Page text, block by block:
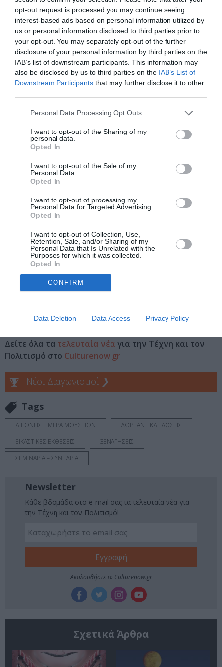
opt-out request is processed you may continue seeing
interest-based ads based on personal information utilized by
us or personal information disclosed to third parties prior to
your opt-out. You may separately opt-out of the further
disclosure of your personal information by third parties on the
IAB’s list of downstream participants. This information may
also be disclosed by us to third parties on the IAB’s List of
Downstream Participants that may further disclose it to other
Personal Data Processing Opt Outs
I want to opt-out of the Sharing of my
personal data.
Opted In
I want to opt-out of the Sale of my
Personal Data.
Opted In
I want to opt-out of processing my
Personal Data for Targeted Advertising.
Opted In
I want to opt-out of Collection, Use,
Retention, Sale, and/or Sharing of my
Personal Data that Is Unrelated with the
Purposes for which it was collected.
Opted In
CONFIRM
Data Deletion Data Access Privacy Policy
εκπαιδευτική διαδικασία.
Δευτέρα 18 Μαΐου 2026 | 18.30-20.30
Αριθμός συμμετεχόντων: Έως 24 άτομα
Ταυτότητα Εκδήλωσης
Ημερομηνία:
18/05/2026
Τοποθεσία:
13, Αθήνα
Eισιτήρια:
Δωρεάν - η ηλεκτρονική προκράτηση είναι απαραίτητη
για τη συμμετοχή σας
Πληροφορίες / Κρατήσεις:
Τηλ.: 210 7252895 |
μάθετε πρώτοι όλες τις ειδήσεις
Δείτε όλα τα τελευταία νέα για την Τέχνη και τον
Πολιτισμό στο Culturenow.gr
Νέοι Διαγωνισμοί ❯
Tags
ΔΙΕΘΝΗΣ ΗΜΕΡΑ ΜΟΥΣΕΙΩΝ
ΔΩΡΕΑΝ ΕΚΔΗΛΩΣΕΙΣ
ΕΙΚΑΣΤΙΚΕΣ ΕΚΘΕΣΕΙΣ
ΞΕΝΑΓΗΣΕΙΣ
ΣΕΜΙΝΑΡΙΑ – ΣΥΝΕΔΡΙΑ
Newsletter
Κάθε βδομάδα στο e-mail σας τα τελευταία νέα για
την Τέχνη και τον Πολιτισμό!
Ακολουθήστε το Culturenow.gr
Σχετικά Άρθρα